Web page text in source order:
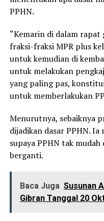
PPHN.
“Kemarin di dalam rapat
fraksi-fraksi MPR plus
untuk kemudian di
untuk melakukan
yang paling pas,
untuk memberlakukan
Menurutnya, sebaiknya
dijadikan dasar PPHN.
supaya PPHN tak
berganti.
Baca Juga Susunan
Gibran Tanggal 20